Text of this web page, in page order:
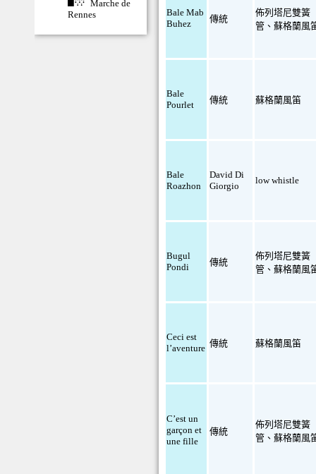
Marche de
Rennes
Bale Mab
Buhez
傳統
佈列塔尼雙簧
管 、蘇格蘭風
Bale
Pourlet
傳統 蘇格蘭風笛
Bale
Roazhon
David Di
Giorgio
low whistle
Bugul
Pondi
傳統
佈列塔尼雙簧
管 、蘇格蘭風
Ceci est
l’aventure 傳統 蘇格蘭風笛
C’est un
garçon et
une fille
傳統
佈列塔尼雙簧
管 、蘇格蘭風